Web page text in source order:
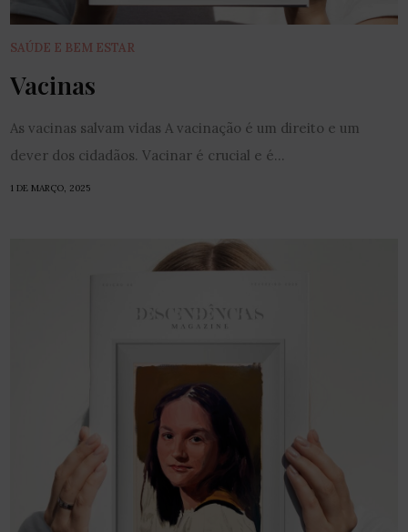
SAÚDE E BEM ESTAR
Vacinas
As vacinas salvam vidas A vacinação é um direito e um
dever dos cidadãos. Vacinar é crucial e é...
1 DE MARÇO, 2025